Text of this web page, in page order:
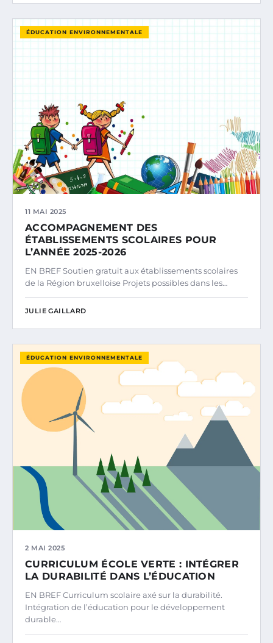
ÉDUCATION ENVIRONNEMENTALE
11 MAI 2025
ACCOMPAGNEMENT DES
ÉTABLISSEMENTS SCOLAIRES POUR
L’ANNÉE 2025-2026
EN BREF Soutien gratuit aux établissements scolaires
de la Région bruxelloise Projets possibles dans les…
JULIE GAILLARD
ÉDUCATION ENVIRONNEMENTALE
2 MAI 2025
CURRICULUM ÉCOLE VERTE : INTÉGRER
LA DURABILITÉ DANS L’ÉDUCATION
EN BREF Curriculum scolaire axé sur la durabilité.
Intégration de l’éducation pour le développement
durable…